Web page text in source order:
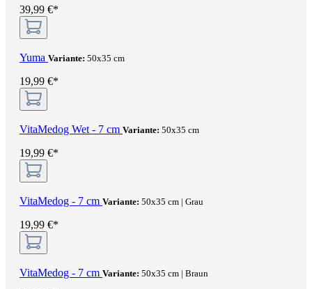
39,99 €*
Yuma Variante: 50x35 cm
19,99 €*
VitaMedog Wet - 7 cm Variante: 50x35 cm
19,99 €*
VitaMedog - 7 cm Variante: 50x35 cm | Grau
19,99 €*
VitaMedog - 7 cm Variante: 50x35 cm | Braun